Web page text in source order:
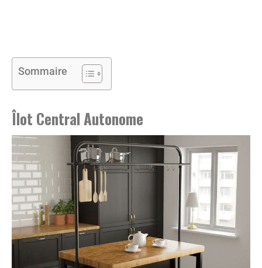
Sommaire
Îlot Central Autonome